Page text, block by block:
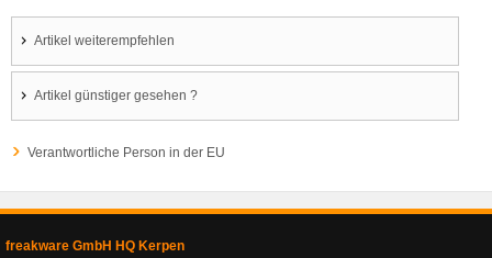
Artikel weiterempfehlen
Artikel günstiger gesehen ?
Verantwortliche Person in der EU
freakware GmbH HQ Kerpen